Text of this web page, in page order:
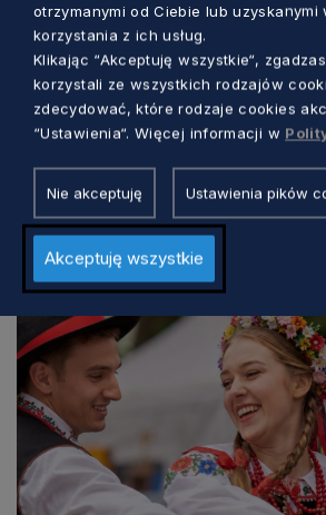
KULTURA
Trzy dni kina, rozmów i
morzem. Wyjątkowy
Marcin Szumny
otrzymanymi od Ciebie lub uzyskanymi
korzystania z ich usług.
Klikając “Akceptuję wszystkie“,
korzystali ze wszystkich rodzajów
zdecydować, które rodzaje cookies
“Ustawienia“. Więcej informacji w
Nie akceptuję Ustawienia pików
Akceptuję wszystkie